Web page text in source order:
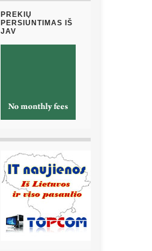
PREKIŲ
PERSIUNTIMAS IŠ
JAV